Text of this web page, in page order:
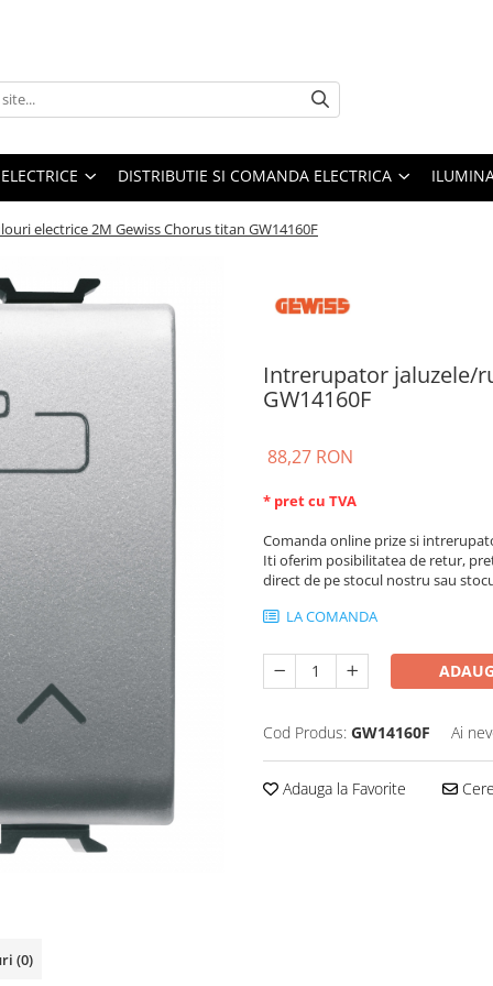
DISTRIBUTIE SI COMANDA ELECTRICA
electrice 2M Gewiss Chorus titan GW14160F
Intrerupator jaluzele/
GW14160F
88,27 RON
* pret cu TVA
Comanda online prize si
Iti oferim posibilitatea de retur,
direct de pe stocul nostru sau
LA COMANDA
Cod Produs: GW14160F Ai
Adauga la Favorite
(0)